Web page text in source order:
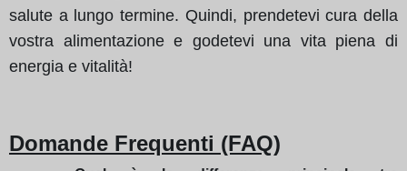
salute a lungo termine. Quindi, prendetevi cura della
vostra alimentazione e godetevi una vita piena di
energia e vitalità!
Domande Frequenti (FAQ)